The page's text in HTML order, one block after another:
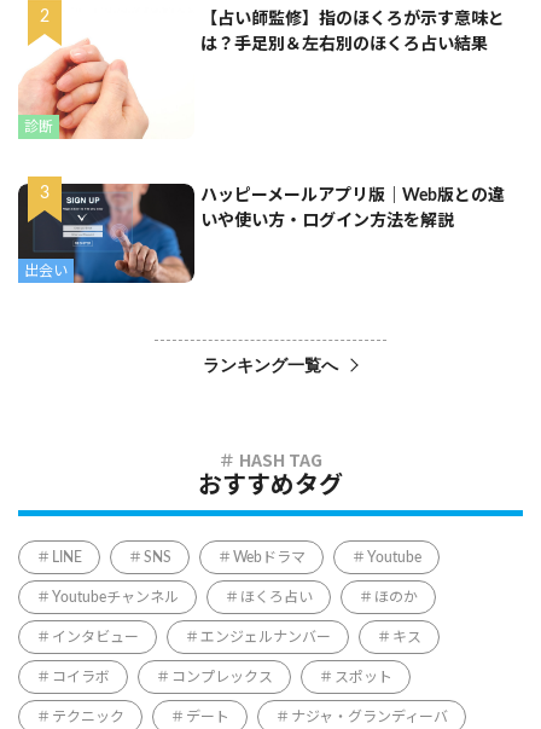
診断
【占い師監修】指のほくろが示す意味と
は？手足別＆左右別のほくろ占い結果
出会い
ハッピーメールアプリ版｜Web版との違
いや使い方・ログイン方法を解説
ランキング一覧へ
おすすめタグ
LINE SNS Webドラマ Youtube
Youtubeチャンネル ほくろ占い ほのか
インタビュー エンジェルナンバー キス
コイラボ コンプレックス スポット
テクニック デート ナジャ・グランディーバ